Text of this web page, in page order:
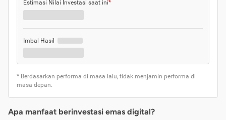
Estimasi Nilai Investasi saat ini*
Imbal Hasil
* Berdasarkan performa di masa lalu, tidak menjamin performa di
masa depan.
Apa manfaat berinvestasi emas digital?